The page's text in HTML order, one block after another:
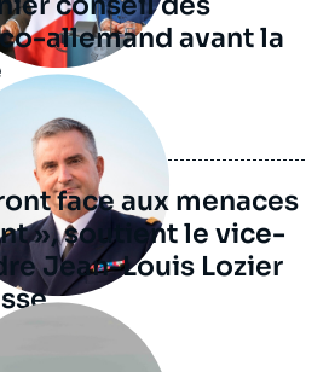
allemand avant la
face aux menaces
», soutient le vice-
Jean-Louis Lozier